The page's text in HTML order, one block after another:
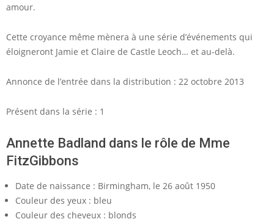
amour.
Cette croyance même mènera à une série d’événements qui
éloigneront Jamie et Claire de Castle Leoch… et au-delà.
Annonce de l’entrée dans la distribution : 22 octobre 2013
Présent dans la série : 1
Annette Badland dans le rôle de Mme
FitzGibbons
Date de naissance : Birmingham, le 26 août 1950
Couleur des yeux : bleu
Couleur des cheveux : blonds